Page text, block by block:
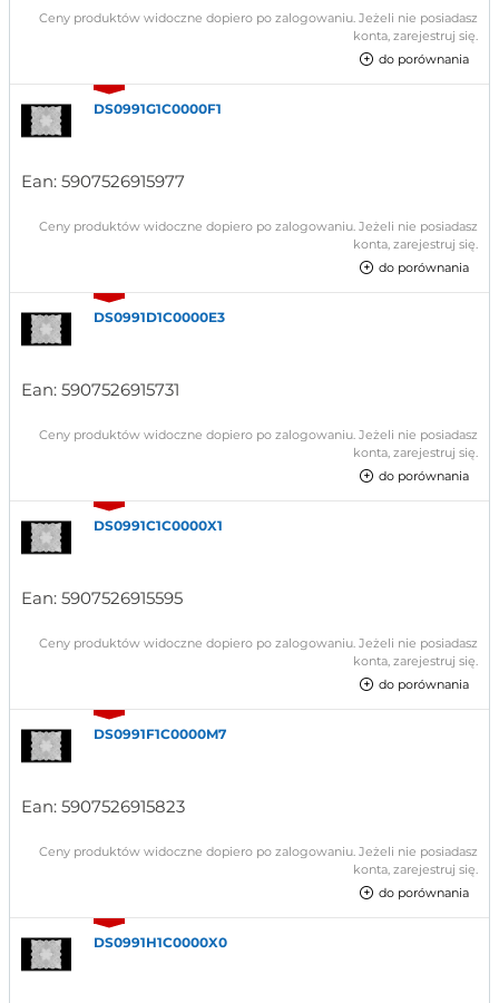
Ceny produktów widoczne dopiero po zalogowaniu. Jeżeli nie posiadasz
konta, zarejestruj się.
do porównania
DS0991G1C0000F1
Ean: 5907526915977
Ceny produktów widoczne dopiero po zalogowaniu. Jeżeli nie posiadasz
konta, zarejestruj się.
do porównania
DS0991D1C0000E3
Ean: 5907526915731
Ceny produktów widoczne dopiero po zalogowaniu. Jeżeli nie posiadasz
konta, zarejestruj się.
do porównania
DS0991C1C0000X1
Ean: 5907526915595
Ceny produktów widoczne dopiero po zalogowaniu. Jeżeli nie posiadasz
konta, zarejestruj się.
do porównania
DS0991F1C0000M7
Ean: 5907526915823
Ceny produktów widoczne dopiero po zalogowaniu. Jeżeli nie posiadasz
konta, zarejestruj się.
do porównania
DS0991H1C0000X0